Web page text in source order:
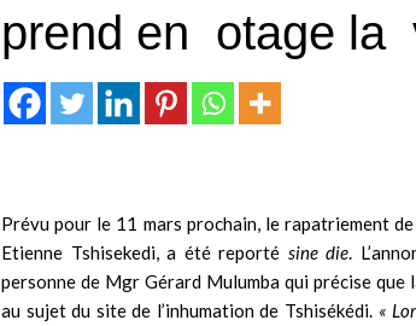
prend en otage la
Prévu pour le 11 mars prochain, le rapatriement
Etienne Tshisekedi, a été reporté sine die.
personne de Mgr Gérard Mulumba qui précise que
au sujet du site de l’inhumation de Tshisékédi. «